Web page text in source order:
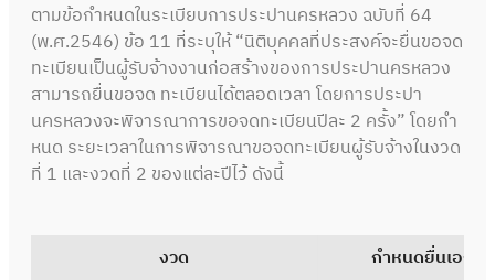
ตามข้อกําหนดในระเบียบการประปานครหลวง ฉบับที่ 64
(พ.ศ.2546) ข้อ 11 ที่ระบุให้ “นิติบุคคลที่ประสงค์จะยื่นขอจด
ทะเบียนเป็นผู้รับจ้างงานก่อสร้างของการประปานครหลวง
สามารถยื่นขอจด ทะเบียนได้ตลอดเวลา โดยการประปา
นครหลวงจะพิจารณาการขอจดทะเบียนปีละ 2 ครั้ง” โดยกํา
หนด ระยะเวลาในการพิจารณาขอจดทะเบียนผู้รับจ้างในงวด
ที่ 1 และงวดที่ 2 ของแต่ละปีไว้ ดังนี้
งวด กำหนดยื่นเอกส